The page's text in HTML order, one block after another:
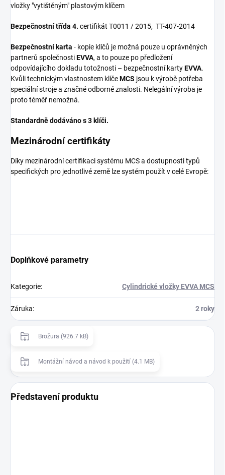
vložky "vytištěným" plastovým klíčem
Bezpečnostní třída 4. certifikát T0011 / 2015, TT-407-2014
Bezpečnostní karta - kopie klíčů je možná pouze u oprávněných
partnerů společnostiEVVA, a to pouze po předložení
odpovídajícího dokladu totožnosti – bezpečnostní kartyEVVA.
Kvůli technickým vlastnostem klíčeMCS jsou k výrobě potřeba
speciální stroje a značné odborné znalosti. Nelegální výroba je
proto téměř nemožná.
Standardně dodáváno s 3 klíči.
Mezinárodní certifikáty
Díky mezinárodní certifikaci systému MCS a dostupnosti typů
specifických pro jednotlivé země lze systém použít v celé Evropě:
Doplňkové parametry
Kategorie: Cylindrické vložky EVVA MCS
Záruka: 2 roky
Brožura (926.7 kB)
Montážní návod a návod k použití (4.1 MB)
Představení produktu